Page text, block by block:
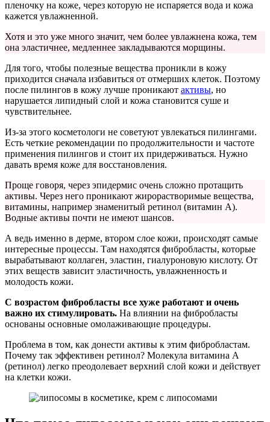
пленочку на коже, через которую не испаряется вода и кожа
кажется увлажненной.
Хотя и это уже много значит, чем более увлажнена кожа, тем
она эластичнее, медленнее закладываются морщины.
Для того, чтобы полезные вещества проникли в кожу
приходится сначала избавиться от отмерших клеток. Поэтому
после пилингов в кожу лучше проникают активы, но
нарушается липидный слой и кожа становится суше и
чувствительнее.
Из-за этого косметологи не советуют увлекаться пилингами.
Есть четкие рекомендации по продолжительности и частоте
применения пилингов и стоит их придерживаться. Нужно
давать время коже для восстановления.
Проще говоря, через эпидермис очень сложно протащить
активы. Через него проникают жирорастворимые вещества,
витамины, например знаменитый ретинол (витамин А).
Водные активы почти не имеют шансов.
А ведь именно в дерме, втором слое кожи, происходят самые
интересные процессы. Там находятся фибробласты, которые
вырабатывают коллаген, эластин, гиалуроновую кислоту. От
этих веществ зависит эластичность, увлажненность и
молодость кожи.
С возрастом фибробласты все хуже работают и очень
важно их стимулировать. На влиянии на фибробласты
основаны основные омолаживающие процедуры.
Проблема в том, как донести активы к этим фибробластам.
Почему так эффективен ретинол? Молекула витамина А
(ретинол) легко преодолевает верхний слой кожи и действует
на клетки кожи.